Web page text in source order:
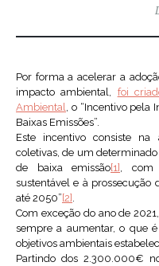
Por forma a acelerar a
impacto ambiental, foi
Ambiental, o “Incentivo pela
Baixas Emissões”.
Este incentivo consiste na
coletivas, de um
de baixa emissão[1] , com
sustentável e à prossecução
até 2050” [2] .
Com exceção do ano de
sempre a aumentar, o que
objetivos ambientais
Partindo dos 2.300.000€